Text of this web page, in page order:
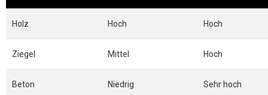
Holz Hoch Hoch
Ziegel Mittel Hoch
Beton Niedrig Sehr hoch